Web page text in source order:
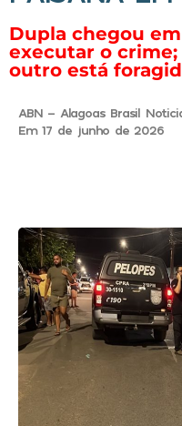
Dupla chegou
executar o
outro está
ABN - Alagoas Brasil
Em 17 de junho de 2026